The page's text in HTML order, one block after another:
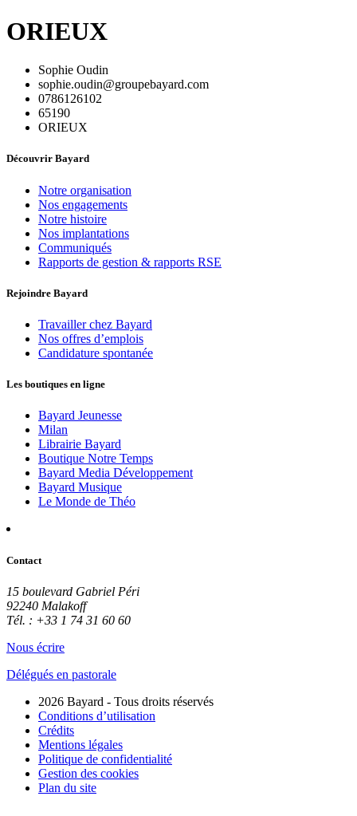
ORIEUX
Sophie Oudin
sophie.oudin@groupebayard.com
0786126102
65190
ORIEUX
Découvrir Bayard
Notre organisation
Nos engagements
Notre histoire
Nos implantations
Communiqués
Rapports de gestion & rapports RSE
Rejoindre Bayard
Travailler chez Bayard
Nos offres d’emplois
Candidature spontanée
Les boutiques en ligne
Bayard Jeunesse
Milan
Librairie Bayard
Boutique Notre Temps
Bayard Media Développement
Bayard Musique
Le Monde de Théo
Contact
15 boulevard Gabriel Péri
92240 Malakoff
Tél. : +33 1 74 31 60 60
Nous écrire
Délégués en pastorale
2026 Bayard - Tous droits réservés
Conditions d’utilisation
Crédits
Mentions légales
Politique de confidentialité
Gestion des cookies
Plan du site